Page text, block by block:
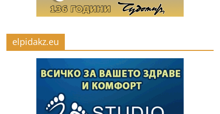
elpidakz.eu